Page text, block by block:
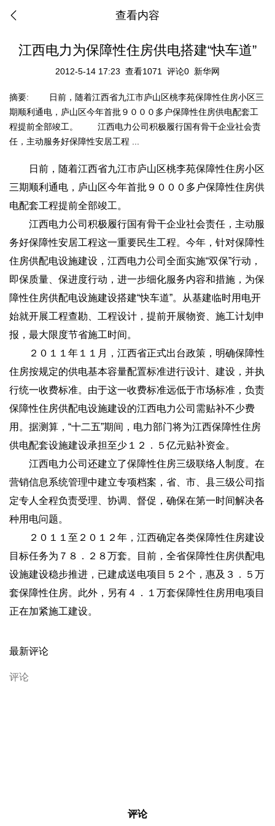
查看内容
江西电力为保障性住房供电搭建“快车道”
2012-5-14 17:23 查看1071 评论0 新华网
摘要:
日前，随着江西省九江市庐山区桃李苑保障性住房小区三
期顺利通电，庐山区今年首批９０００多户保障性住房供电配套工
程提前全部竣工。 江西电力公司积极履行国有骨干企业社会责
任，主动服务好保障性安居工程 ...
日前，随着江西省九江市庐山区桃李苑保障性住房小区
三期顺利通电，庐山区今年首批９０００多户保障性住房供
电配套工程提前全部竣工。
江西电力公司积极履行国有骨干企业社会责任，主动服
务好保障性安居工程这一重要民生工程。今年，针对保障性
住房供配电设施建设，江西电力公司全面实施“双保”行动，
即保质量、保进度行动，进一步细化服务内容和措施，为保
障性住房供配电设施建设搭建“快车道”。从基建临时用电开
始就开展工程查勘、工程设计，提前开展物资、施工计划申
报，最大限度节省施工时间。
２０１１年１１月，江西省正式出台政策，明确保障性
住房按规定的供电基本容量配置标准进行设计、建设，并执
行统一收费标准。由于这一收费标准远低于市场标准，负责
保障性住房供配电设施建设的江西电力公司需贴补不少费
用。据测算，“十二五”期间，电力部门将为江西保障性住房
供电配套设施建设承担至少１２．５亿元贴补资金。
江西电力公司还建立了保障性住房三级联络人制度。在
营销信息系统管理中建立专项档案，省、市、县三级公司指
定专人全程负责受理、协调、督促，确保在第一时间解决各
种用电问题。
２０１１至２０１２年，江西确定各类保障性住房建设
目标任务为７８．２８万套。目前，全省保障性住房供配电
设施建设稳步推进，已建成送电项目５２个，惠及３．５万
套保障性住房。此外，另有４．１万套保障性住房用电项目
正在加紧施工建设。
最新评论
评论